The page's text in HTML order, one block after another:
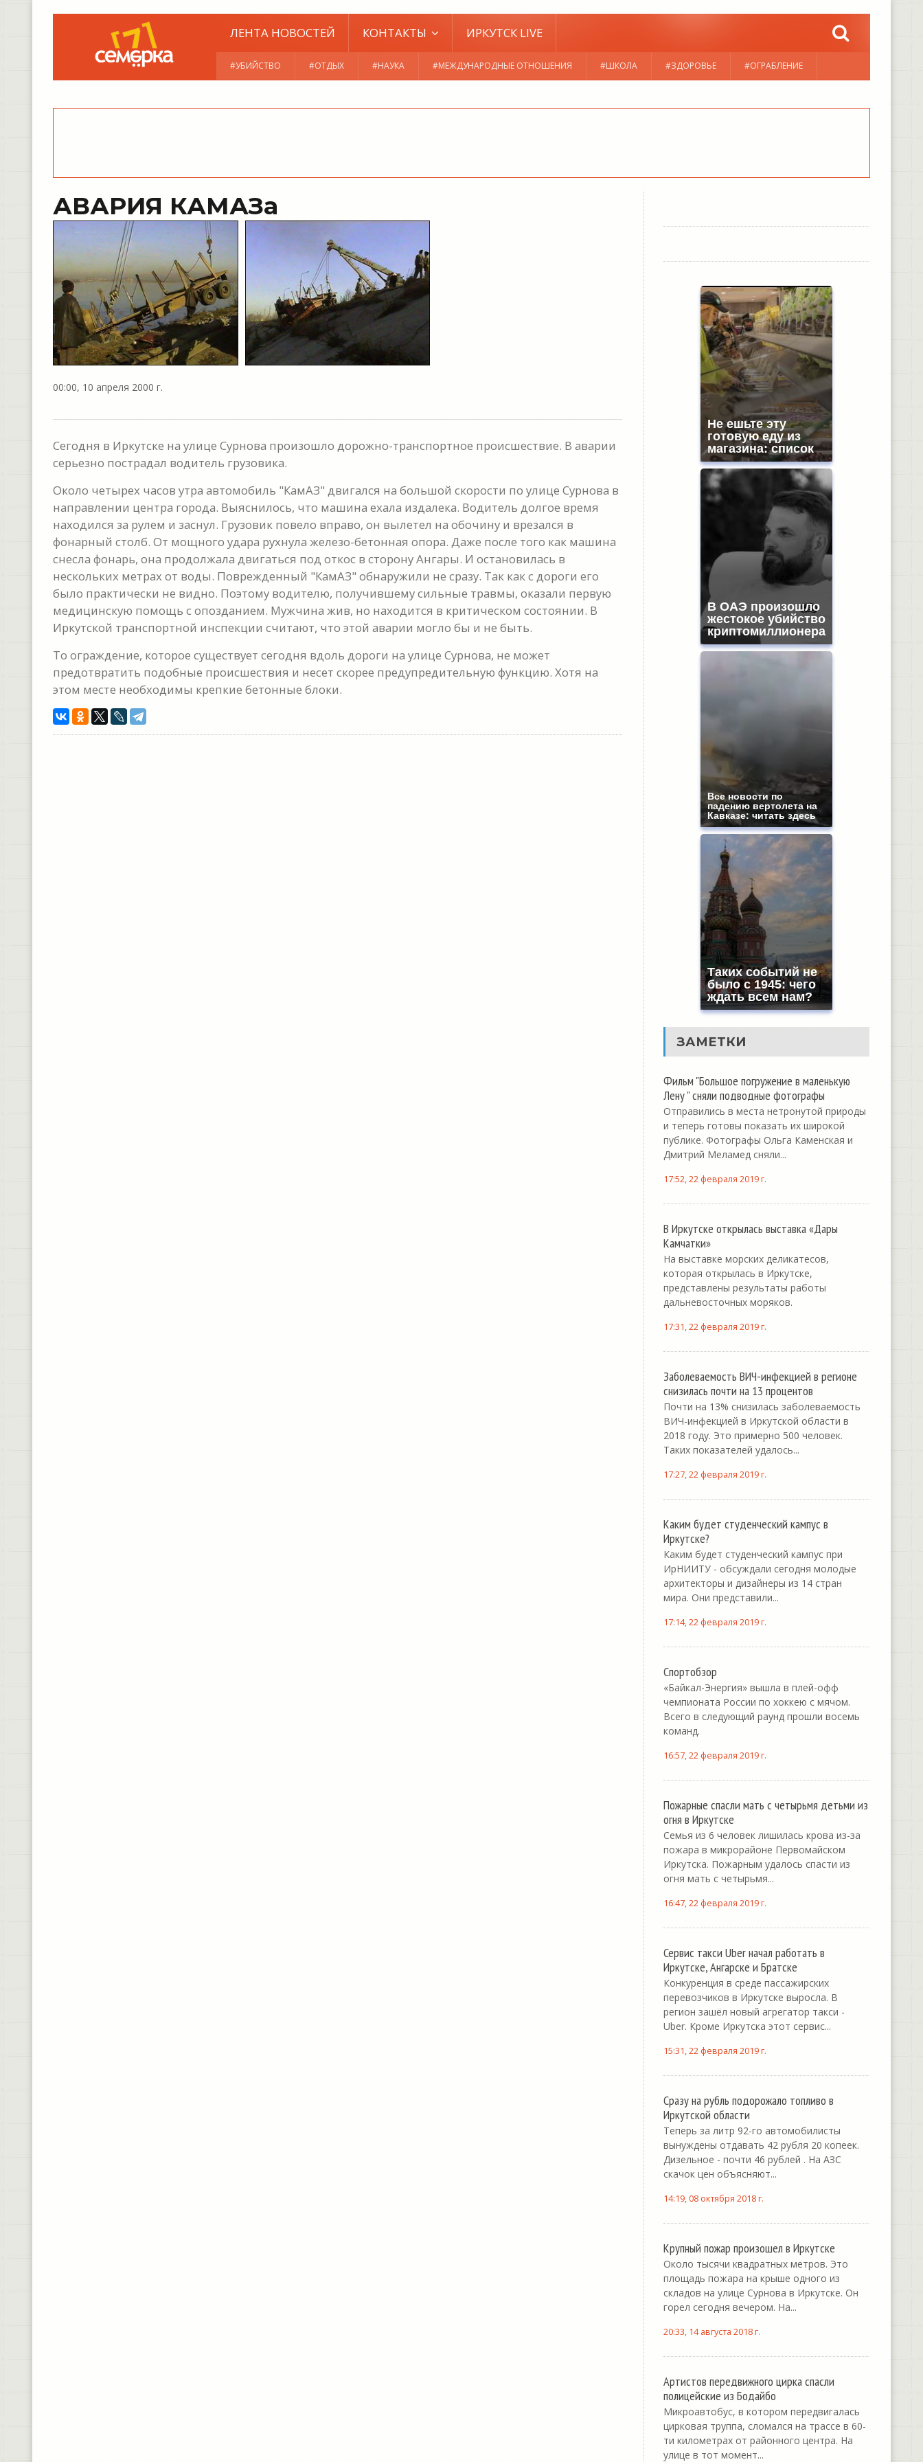
ЛЕНТА НОВОСТЕЙ КОНТАКТЫ ИРКУТСК LIVE
#УБИЙСТВО #ОТДЫХ #НАУКА #МЕЖДУНАРОДНЫЕ ОТНОШЕНИЯ #ШКОЛА #ЗДОРОВЬЕ #ОГРАБЛЕНИЕ
АВАРИЯ КАМАЗа
00:00, 10 апреля 2000 г.
Сегодня в Иркутске на улице Сурнова произошло дорожно-транспортное происшествие. В аварии
серьезно пострадал водитель грузовика.
Около четырех часов утра автомобиль "КамАЗ" двигался на большой скорости по улице Сурнова в
направлении центра города. Выяснилось, что машина ехала издалека. Водитель долгое время
находился за рулем и заснул. Грузовик повело вправо, он вылетел на обочину и врезался в
фонарный столб. От мощного удара рухнула железо-бетонная опора. Даже после того как машина
снесла фонарь, она продолжала двигаться под откос в сторону Ангары. И остановилась в
нескольких метрах от воды. Поврежденный "КамАЗ" обнаружили не сразу. Так как с дороги его
было практически не видно. Поэтому водителю, получившему сильные травмы, оказали первую
медицинскую помощь с опозданием. Мужчина жив, но находится в критическом состоянии. В
Иркутской транспортной инспекции считают, что этой аварии могло бы и не быть.
То ограждение, которое существует сегодня вдоль дороги на улице Сурнова, не может
предотвратить подобные происшествия и несет скорее предупредительную функцию. Хотя на
этом месте необходимы крепкие бетонные блоки.
Не ешьте эту
готовую еду из
магазина: список
В ОАЭ произошло
жестокое убийство
криптомиллионера
Все новости по
падению вертолета на
Кавказе: читать здесь
Таких событий не
было с 1945: чего
ждать всем нам?
ЗАМЕТКИ
Фильм "Большое погружение в маленькую
Лену " сняли подводные фотографы
Отправились в места нетронутой природы
и теперь готовы показать их широкой
публике. Фотографы Ольга Каменская и
Дмитрий Меламед сняли...
17:52, 22 февраля 2019 г.
В Иркутске открылась выставка «Дары
Камчатки»
На выставке морских деликатесов,
которая открылась в Иркутске,
представлены результаты работы
дальневосточных моряков.
17:31, 22 февраля 2019 г.
Заболеваемость ВИЧ-инфекцией в регионе
снизилась почти на 13 процентов
Почти на 13% снизилась заболеваемость
ВИЧ-инфекцией в Иркутской области в
2018 году. Это примерно 500 человек.
Таких показателей удалось...
17:27, 22 февраля 2019 г.
Каким будет студенческий кампус в
Иркутске?
Каким будет студенческий кампус при
ИрНИИТУ - обсуждали сегодня молодые
архитекторы и дизайнеры из 14 стран
мира. Они представили...
17:14, 22 февраля 2019 г.
Спортобзор
«Байкал-Энергия» вышла в плей-офф
чемпионата России по хоккею с мячом.
Всего в следующий раунд прошли восемь
команд.
16:57, 22 февраля 2019 г.
Пожарные спасли мать с четырьмя детьми из
огня в Иркутске
Семья из 6 человек лишилась крова из-за
пожара в микрорайоне Первомайском
Иркутска. Пожарным удалось спасти из
огня мать с четырьмя...
16:47, 22 февраля 2019 г.
Сервис такси Uber начал работать в
Иркутске, Ангарске и Братске
Конкуренция в среде пассажирских
перевозчиков в Иркутске выросла. В
регион зашёл новый агрегатор такси -
Uber. Кроме Иркутска этот сервис...
15:31, 22 февраля 2019 г.
Сразу на рубль подорожало топливо в
Иркутской области
Теперь за литр 92-го автомобилисты
вынуждены отдавать 42 рубля 20 копеек.
Дизельное - почти 46 рублей . На АЗС
скачок цен объясняют...
14:19, 08 октября 2018 г.
Крупный пожар произошел в Иркутске
Около тысячи квадратных метров. Это
площадь пожара на крыше одного из
складов на улице Сурнова в Иркутске. Он
горел сегодня вечером. На...
20:33, 14 августа 2018 г.
Артистов передвижного цирка спасли
полицейские из Бодайбо
Микроавтобус, в котором передвигалась
цирковая труппа, сломался на трассе в 60-
ти километрах от районного центра. На
улице в тот момент...